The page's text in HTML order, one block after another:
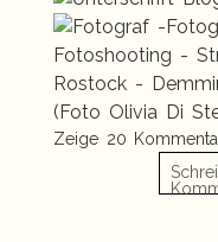
(Foto Olivia Di
Zeige 20